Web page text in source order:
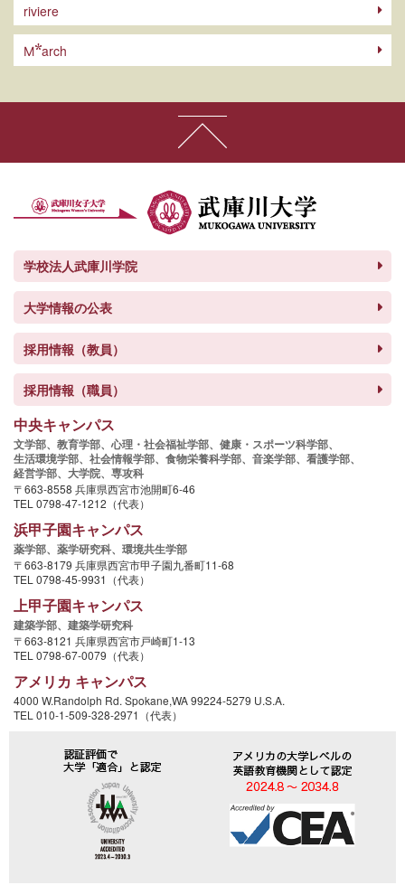
riviere
M arch
学校法人武庫川学院
大学情報の公表
採用情報（教員）
採用情報（職員）
中央キャンパス
文学部、 教育学部、 心理・社会福祉学部、 健康・スポーツ科学部、
生活環境学部、 社会情報学部、 食物栄養科学部、 音楽学部、 看護学部、
経営学部、 大学院、 専攻科
〒663-8558 兵庫県西宮市池開町6-46
TEL 0798-47-1212（代表）
浜甲子園キャンパス
薬学部、 薬学研究科、 環境共生学部
〒663-8179 兵庫県西宮市甲子園九番町11-68
TEL 0798-45-9931（代表）
上甲子園キャンパス
建築学部、 建築学研究科
〒663-8121 兵庫県西宮市戸崎町1-13
TEL 0798-67-0079（代表）
アメリカ キャンパス
4000 W.Randolph Rd. Spokane,WA 99224-5279 U.S.A.
TEL 010-1-509-328-2971（代表）